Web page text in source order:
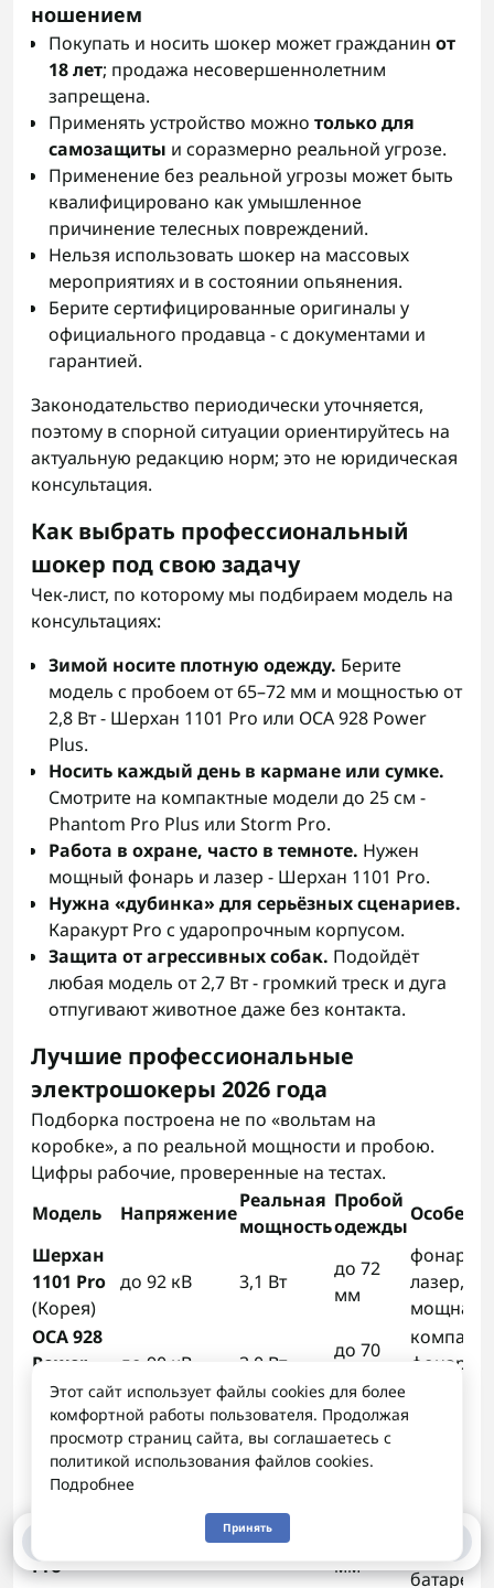
0
ношением
Покупать и носить шокер может гражданин от
18 лет; продажа несовершеннолетним
запрещена.
Применять устройство можно только для
самозащиты и соразмерно реальной угрозе.
Применение без реальной угрозы может быть
квалифицировано как умышленное
причинение телесных повреждений.
Нельзя использовать шокер на массовых
мероприятиях и в состоянии опьянения.
Берите сертифицированные оригиналы у
официального продавца - с документами и
гарантией.
Законодательство периодически уточняется,
поэтому в спорной ситуации ориентируйтесь на
актуальную редакцию норм; это не юридическая
консультация.
Как выбрать профессиональный
шокер под свою задачу
Чек-лист, по которому мы подбираем модель на
консультациях:
Зимой носите плотную одежду. Берите
модель с пробоем от 65–72 мм и мощностью от
2,8 Вт - Шерхан 1101 Pro или ОСА 928 Power
Plus.
Носить каждый день в кармане или сумке.
Смотрите на компактные модели до 25 см -
Phantom Pro Plus или Storm Pro.
Работа в охране, часто в темноте. Нужен
мощный фонарь и лазер - Шерхан 1101 Pro.
Нужна «дубинка» для серьёзных сценариев.
Каракурт Pro с ударопрочным корпусом.
Защита от агрессивных собак. Подойдёт
любая модель от 2,7 Вт - громкий треск и дуга
отпугивают животное даже без контакта.
Лучшие профессиональные
электрошокеры 2026 года
Подборка построена не по «вольтам на
коробке», а по реальной мощности и пробою.
Цифры рабочие, проверенные на тестах.
Модель
Напряжение
Реальная
мощность
Пробой
одежды
Шерхан
1101 Pro
(Корея)
до 92 кВ 3,1 Вт
до 72
мм
фонарь +
лазер,
мощная
ОСА 928
Power
Plus
до 90 кВ 3,0 Вт
до 70
фонарь,
Phantom
Pro Plus
до 88 кВ 2,9 Вт
до 65
мм
Pro
мм
большая
ёмкость
батареи
Этот сайт использует файлы cookies для более
комфортной работы пользователя. Продолжая
просмотр страниц сайта, вы соглашаетесь с
политикой использования файлов cookies.
Подробнее
Принять